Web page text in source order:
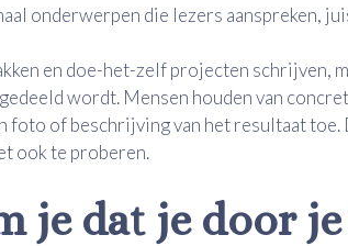
onderwerpen die lezers aanspreken,
en doe-het-zelf projecten schrijven,
wordt. Mensen houden van
foto of beschrijving van het resultaat toe.
ook te proberen.
je dat je door je